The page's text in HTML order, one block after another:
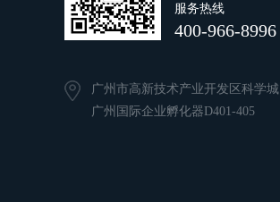
服务热线
400-966-8996
广州市高新技术产业开发区科学城
广州国际企业孵化器D401-405